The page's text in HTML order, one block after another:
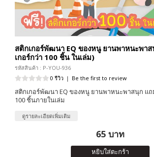
สติกเกอร์พัฒนา EQ ของหนู ยานพาหนะพา
เกอร์กว่า 100 ชิ้น ในเล่ม)
รหัสสินค้า : P-YOU-936
0 รีวิว | Be the first to review
สติกเกอร์พัฒนา EQ ของหนู ยานพาหนะพาสนุก แถ
100 ชิ้นภายในเล่ม
ดูรายละเอียดเพิ่มเติม
65 บาท
หยิบใส่ตะกร้า